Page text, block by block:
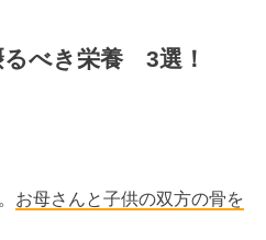
べき栄養 3選！
お母さんと子供の双方の骨を